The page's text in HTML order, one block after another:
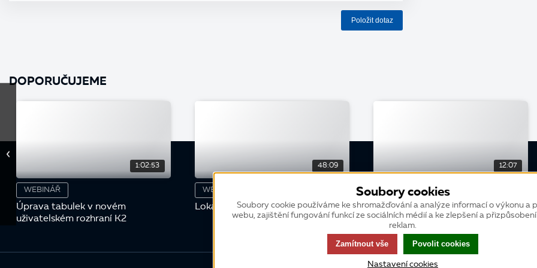
Položit dotaz
DOPORUČUJEME
1:02:53
WEBINÁŘ
Úprava tabulek v novém
uživatelském rozhraní K2
48:09
WEBINÁŘ
Lokální instalace K2
12:07
KONFERENCE
Udržte si přehled ve smlouvách
Soubory cookies
Soubory cookie používáme ke shromažďování a analýze informací o výkonu a
webu, zajištění fungování funkcí ze sociálních médií a ke zlepšení a
reklam.
Zamítnout vše Povolit cookies
Nastavení cookies